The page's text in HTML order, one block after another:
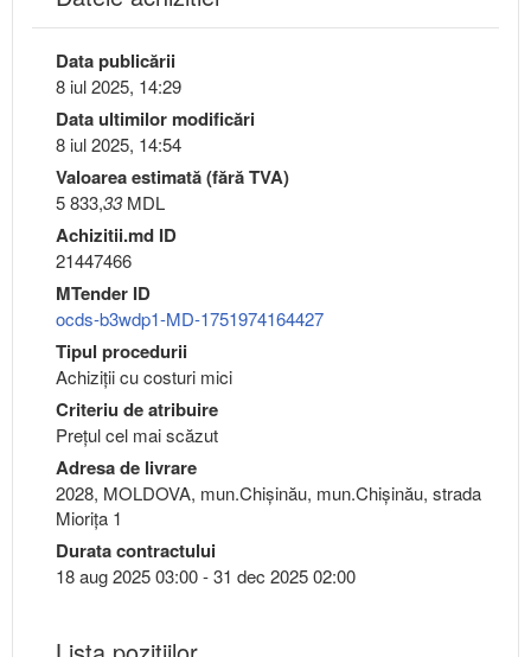
Data publicării
8 iul 2025, 14:29
Data ultimilor modificări
8 iul 2025, 14:54
Valoarea estimată (fără TVA)
5 833,33MDL
Achizitii.md ID
21447466
MTender ID
ocds-b3wdp1-MD-1751974164427
Tipul procedurii
Achiziții cu costuri mici
Criteriu de atribuire
Preţul cel mai scăzut
Adresa de livrare
2028, MOLDOVA, mun.Chişinău, mun.Chişinău, strada
Miorița 1
Durata contractului
18 aug 2025 03:00 - 31 dec 2025 02:00